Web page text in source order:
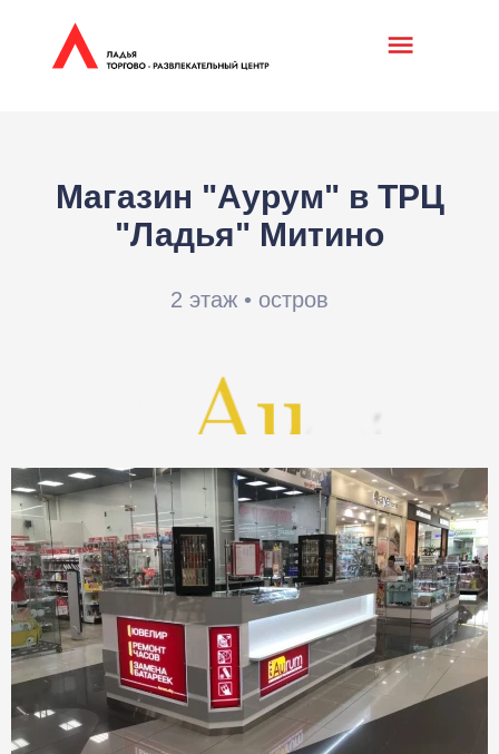
Магазин "Аурум" в ТРЦ
"Ладья" Митино
2 этаж • остров